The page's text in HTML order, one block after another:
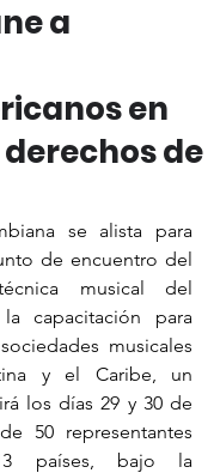
a
en
de
se alista para
de encuentro del
musical del
capacitación para
musicales
y el Caribe, un
los días 29 y 30 de
50 representantes
países, bajo la